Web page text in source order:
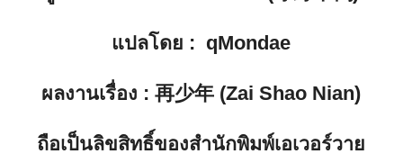
แปลโดย : qMondae
ผลงานเรื่อง : 再少年 (Zai Shao Nian)
ถือเป็นลิขสิทธิ์ของสำนักพิมพ์เอเวอร์วาย